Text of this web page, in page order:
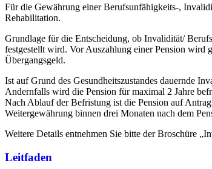
Für die Gewährung einer Berufsunfähigkeits-,
Rehabilitation.
Grundlage für die Entscheidung, ob Invalidität/
festgestellt wird. Vor Auszahlung einer Pension wird
Übergangsgeld.
Ist auf Grund des Gesundheitszustandes dauernde
Andernfalls wird die Pension für maximal 2 Jahre
Nach Ablauf der Befristung ist die Pension auf
Weitergewährung binnen drei Monaten nach dem
Weitere Details entnehmen Sie bitte der Broschüre
Leitfaden